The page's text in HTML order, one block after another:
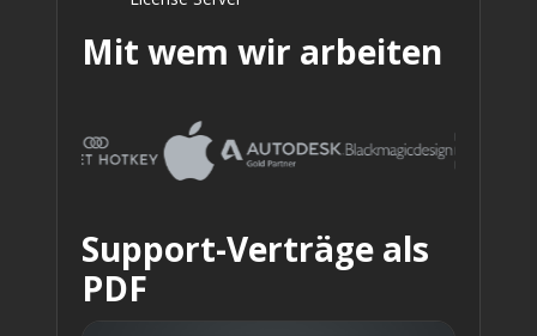
Mit wem wir arbeiten
Support-Verträge als
PDF